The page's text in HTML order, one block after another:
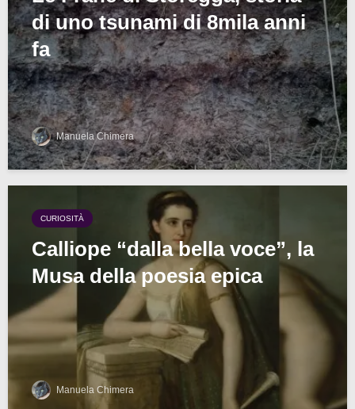
di uno tsunami di 8mila anni
fa
Manuela Chimera
CURIOSITÀ
Calliope “dalla bella voce”, la
Musa della poesia epica
Manuela Chimera